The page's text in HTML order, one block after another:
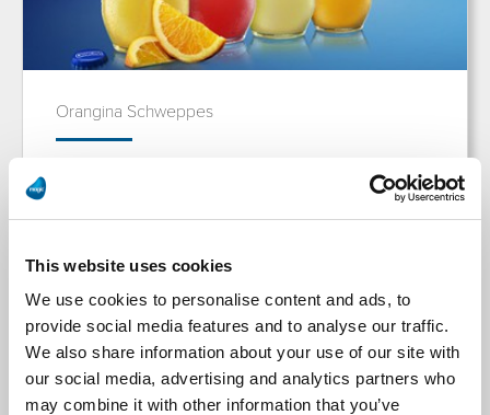
This website uses cookies
We use cookies to personalise content and ads, to
provide social media features and to analyse our traffic.
We also share information about your use of our site with
our social media, advertising and analytics partners who
may combine it with other information that you’ve
Orangina Schweppes
Application Integration Lösung (EAI) mit Magic
Story lesen